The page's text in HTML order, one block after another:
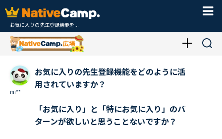
お気に入りの先生登録機能を...
mi**
お気に入りの先生登録機能をどのように活
用されていますか？
「お気に入り」と「特にお気に入り」のパ
ターンが欲しいと思うことないですか？